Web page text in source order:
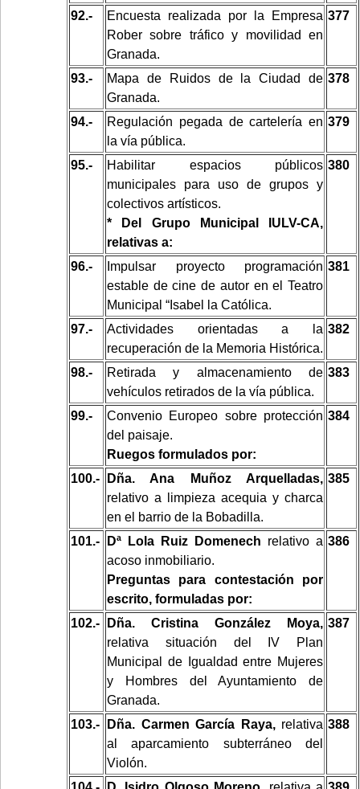
92.-
Encuesta realizada por la Empresa
Rober sobre tráfico y movilidad en
Granada.
377
93.-
Mapa de Ruidos de la Ciudad de
Granada.
378
94.-
Regulación pegada de cartelería en
la vía pública.
379
95.-
Habilitar espacios públicos
municipales para uso de grupos y
colectivos artísticos.
* Del Grupo Municipal IULV-CA,
relativas a:
380
96.-
Impulsar proyecto programación
estable de cine de autor en el Teatro
Municipal “Isabel la Católica.
381
97.-
Actividades orientadas a la
recuperación de la Memoria Histórica.
382
98.-
Retirada y almacenamiento de
vehículos retirados de la vía pública.
383
99.-
Convenio Europeo sobre protección
del paisaje.
Ruegos formulados por:
384
100.-
Dña. Ana Muñoz Arquelladas,
relativo a limpieza acequia y charca
en el barrio de la Bobadilla.
385
101.- Dª Lola Ruiz Domenech relativo a
acoso inmobiliario.
Preguntas para contestación por
escrito, formuladas por:
386
102.-
Dña. Cristina González Moya,
relativa situación del IV Plan
Municipal de Igualdad entre Mujeres
y Hombres del Ayuntamiento de
Granada.
387
103.- Dña. Carmen García Raya, relativa
al aparcamiento subterráneo del
Violón.
388